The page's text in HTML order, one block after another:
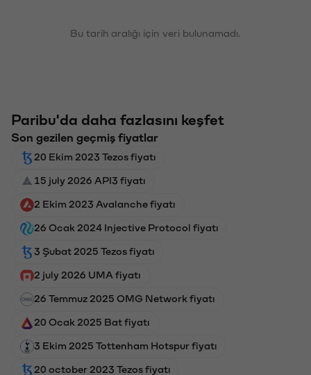
Bu tarih aralığı için veri bulunamadı.
Paribu'da daha fazlasını keşfet
Son gezilen geçmiş fiyatlar
20 Ekim 2023 Tezos fiyatı
15 july 2026 API3 fiyatı
2 Ekim 2023 Avalanche fiyatı
26 Ocak 2024 Injective Protocol fiyatı
3 Şubat 2025 Tezos fiyatı
2 july 2026 UMA fiyatı
26 Temmuz 2025 OMG Network fiyatı
20 Ocak 2025 Bat fiyatı
3 Ekim 2025 Tottenham Hotspur fiyatı
20 october 2023 Tezos fiyatı